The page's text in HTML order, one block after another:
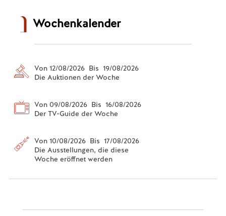
Wochenkalender
Von 12/08/2026 Bis 19/08/2026
Die Auktionen der Woche
Von 09/08/2026 Bis 16/08/2026
Der TV-Guide der Woche
Von 10/08/2026 Bis 17/08/2026
Die Ausstellungen, die diese
Woche eröffnet werden